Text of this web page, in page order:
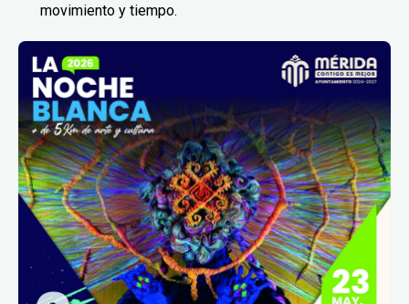
movimiento y tiempo.